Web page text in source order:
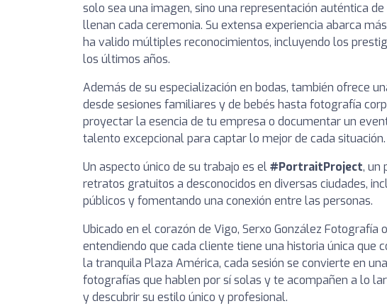
solo sea una imagen, sino una representación auténtica
llenan cada ceremonia. Su extensa experiencia abarca
ha valido múltiples reconocimientos, incluyendo los
los últimos años.
Además de su especialización en bodas, también ofrece
desde sesiones familiares y de bebés hasta fotografía
proyectar la esencia de tu empresa o documentar un
talento excepcional para captar lo mejor de cada situación.
Un aspecto único de su trabajo es el#PortraitProject, un
retratos gratuitos a desconocidos en diversas ciudades,
públicos y fomentando una conexión entre las personas.
Ubicado en el corazón de Vigo, Serxo González Fotografía
entendiendo que cada cliente tiene una historia única que
la tranquila Plaza América, cada sesión se convierte en
fotografías que hablen por sí solas y te acompañen a lo
y descubrir su estilo único y profesional.